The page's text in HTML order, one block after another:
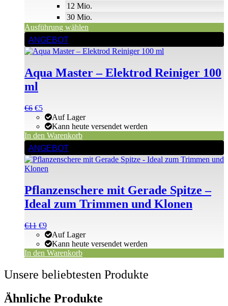
12 Mio.
30 Mio.
Ausführung wählen
ANGEBOT
Aqua Master – Elektrod Reiniger 100
ml
Ursprünglicher
Preis
war:
€6
€6Aktueller
Preis
ist:
€6.
€5
Auf Lager
Kann heute versendet werden
In den Warenkorb
ANGEBOT
Pflanzenschere mit Gerade Spitze –
Ideal zum Trimmen und Klonen
Ursprünglicher
Preis
war:
€11
€11Aktueller
Preis
ist:
€11.
€9
Auf Lager
Kann heute versendet werden
In den Warenkorb
Unsere beliebtesten Produkte
Ähnliche Produkte